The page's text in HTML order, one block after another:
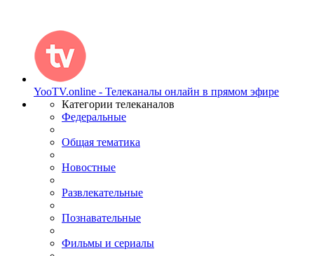
YooTV.online - Телеканалы онлайн в прямом эфире
Категории телеканалов
Федеральные
Общая тематика
Новостные
Развлекательные
Познавательные
Фильмы и сериалы